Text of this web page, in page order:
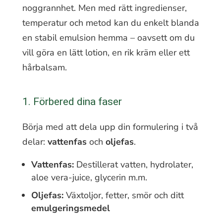
noggrannhet. Men med rätt ingredienser,
temperatur och metod kan du enkelt blanda
en stabil emulsion hemma – oavsett om du
vill göra en lätt lotion, en rik kräm eller ett
hårbalsam.
1. Förbered dina faser
Börja med att dela upp din formulering i två
delar: vattenfasoch oljefas.
Vattenfas:Destillerat vatten, hydrolater,
aloe vera-juice, glycerin m.m.
Oljefas:Växtoljor, fetter, smör och ditt
emulgeringsmedel